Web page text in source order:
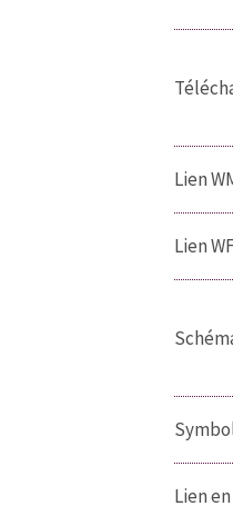
Lien
Lien
Lien